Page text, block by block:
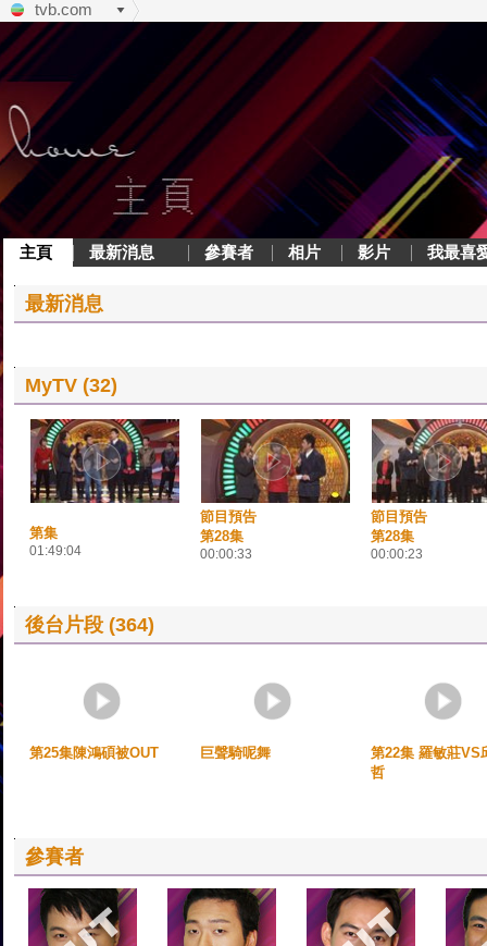
tvb.com
主頁 最新消息 參賽者 相片 影片 我最喜
最新消息
MyTV (32)
第集
01:49:04
節目預告
第28集
00:00:33
節目預告
第28集
00:00:23
後台片段 (364)
第25集陳鴻碩被OUT 巨聲騎呢舞
第22集 羅敏莊VS
哲
參賽者